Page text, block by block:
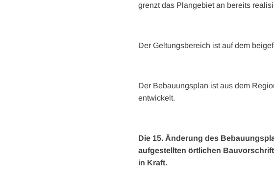
grenzt das Plangebiet an bereits
Der Geltungsbereich ist auf dem
Der Bebauungsplan ist aus dem
entwickelt.
Die 15. Änderung des
aufgestellten örtlichen
in Kraft.